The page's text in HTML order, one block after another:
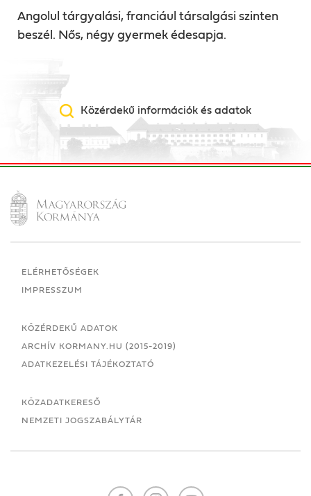
Angolul tárgyalási, franciául társalgási szinten
beszél. Nős, négy gyermek édesapja.
Közérdekű információk és adatok
ELÉRHETŐSÉGEK
IMPRESSZUM
KÖZÉRDEKŰ ADATOK
ARCHÍV KORMANY.HU (2015-2019)
ADATKEZELÉSI TÁJÉKOZTATÓ
KÖZADATKERESŐ
NEMZETI JOGSZABÁLYTÁR